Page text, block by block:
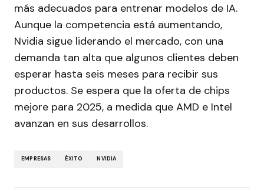
más adecuados para entrenar modelos de IA.
Aunque la competencia está aumentando,
Nvidia sigue liderando el mercado, con una
demanda tan alta que algunos clientes deben
esperar hasta seis meses para recibir sus
productos. Se espera que la oferta de chips
mejore para 2025, a medida que AMD e Intel
avanzan en sus desarrollos.
EMPRESAS ÉXITO NVIDIA